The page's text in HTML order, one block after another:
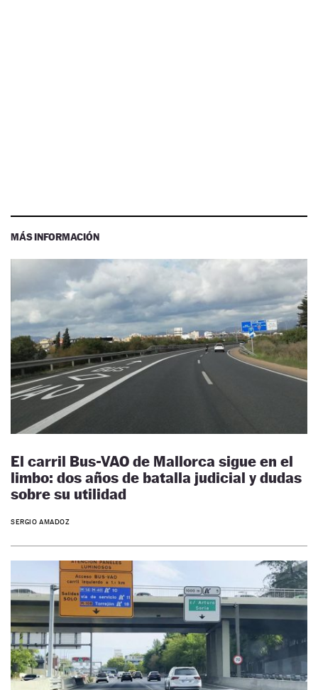
MÁS INFORMACIÓN
El carril Bus-VAO de Mallorca sigue en el
limbo: dos años de batalla judicial y dudas
sobre su utilidad
SERGIO AMADOZ